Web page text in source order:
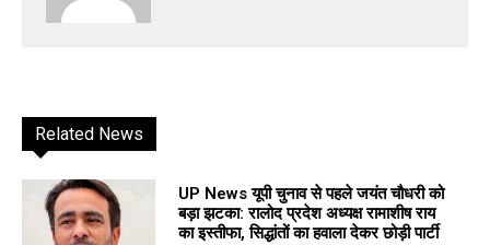
Related News
UP News यूपी चुनाव से पहले जयंत चौधरी को
बड़ा झटका: रालोद प्रदेश अध्यक्ष रामाशीष राय
का इस्तीफा, सिद्धांतों का हवाला देकर छोड़ी पार्टी